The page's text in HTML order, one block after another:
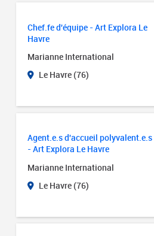
Chef.fe d'équipe - Art Explora Le
Havre
Marianne International
Le Havre (76)
Agent.e.s d'accueil polyvalent.e.s
- Art Explora Le Havre
Marianne International
Le Havre (76)